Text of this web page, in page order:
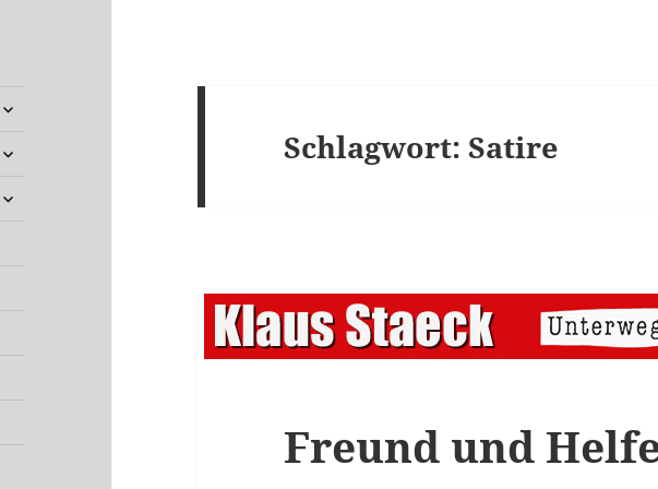
untermenü
untermenü
untermenü
Schlagwort:Satire
Freund und